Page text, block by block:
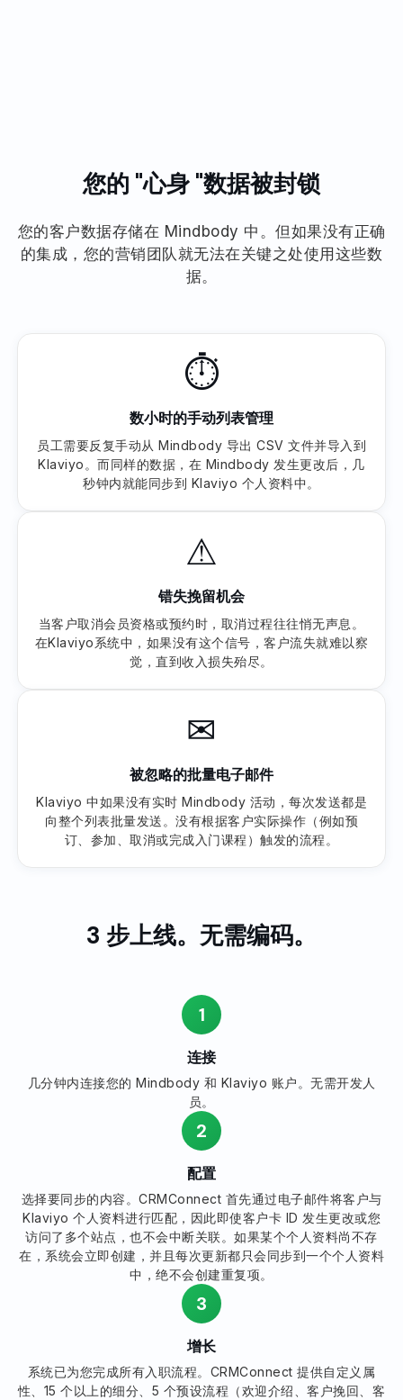
您的 "心身 "数据被封锁
您的客户数据存储在 Mindbody 中。但如果没有正确
的集成，您的营销团队就无法在关键之处使用这些数
据。
⏱
数小时的手动列表管理
员工需要反复手动从 Mindbody 导出 CSV 文件并导入到
Klaviyo。而同样的数据，在 Mindbody 发生更改后，几
秒钟内就能同步到 Klaviyo 个人资料中。
⚠
错失挽留机会
当客户取消会员资格或预约时，取消过程往往悄无声息。
在Klaviyo系统中，如果没有这个信号，客户流失就难以察
觉，直到收入损失殆尽。
✉
被忽略的批量电子邮件
Klaviyo 中如果没有实时 Mindbody 活动，每次发送都是
向整个列表批量发送。没有根据客户实际操作（例如预
订、参加、取消或完成入门课程）触发的流程。
3 步上线。无需编码。
1
连接
几分钟内连接您的 Mindbody 和 Klaviyo 账户。无需开发人
员。
2
配置
选择要同步的内容。CRMConnect 首先通过电子邮件将客户与
Klaviyo 个人资料进行匹配，因此即使客户卡 ID 发生更改或您
访问了多个站点，也不会中断关联。如果某个个人资料尚不存
在，系统会立即创建，并且每次更新都只会同步到一个个人资料
中，绝不会创建重复项。
3
增长
系统已为您完成所有入职流程。CRMConnect 提供自定义属
性、15 个以上的细分、5 个预设流程（欢迎介绍、客户挽回、客